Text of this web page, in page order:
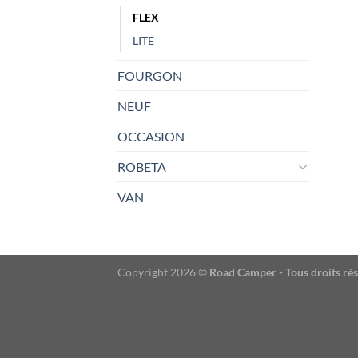
FLEX
LITE
FOURGON
NEUF
OCCASION
ROBETA
VAN
Copyright 2026 © Road Camper - Tous droits